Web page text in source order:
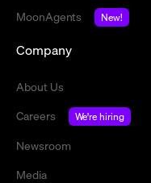
MoonAgents
New!
Company
About Us
Careers
We're hiring
Newsroom
Media